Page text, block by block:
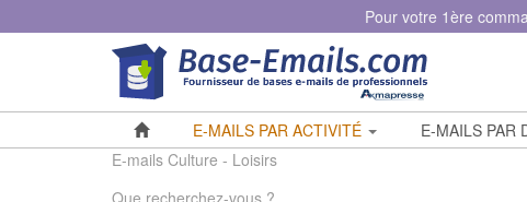
Pour votre 1ère
E-MAILS PAR ACTIVITÉ E-MAILS PAR
E-mails Culture - Loisirs
Que recherchez-vous ?